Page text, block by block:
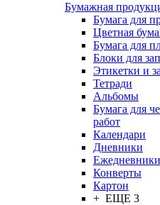
Бумажная
Бумага для
Цветная
Бумага для
Блоки для
Этикетки и
Тетради
Альбомы
Бумага для
работ
Календари
Дневники
Ежедневники
Конверты
Картон
+ ЕЩЕ 3